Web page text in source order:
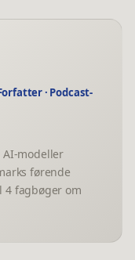
· Podcast-
modeller
førende
4 fagbøger om